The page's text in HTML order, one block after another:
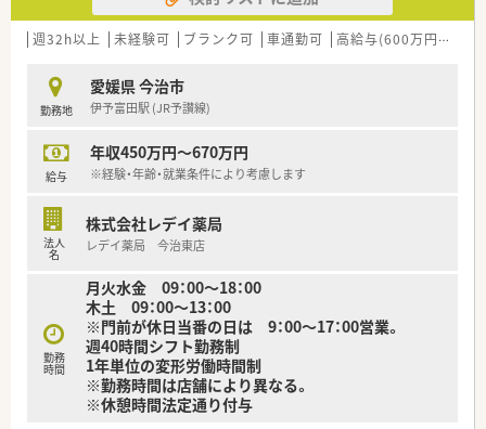
■昇給は年1回4月に実施され、賞与は年2回6月と12月に支給さ
れるなど、安定した待遇が用意されています。
当や家族手当などが豊富に支給される仕組みです。
【想定されるキャリアイメージ】
門知識と確かな調剤技術を一から習得できます。
■段階別の研修だけでなく専門別研修も用意されており、将来的
■薬局長へ昇格した場合は、経験や習熟度に応じて620万円から
750万円の高年収を目指すことができます。
週32h以上 未経験可 ブランク可 車通勤可 高給与(600万円以上)
勤務地
愛媛県 今治市
伊予富田駅 (JR予讃線)
給与
年収450万円～670万円
※経験・年齢・就業条件により考慮します
法人
名
株式会社レデイ薬局
レデイ薬局 今治東店
勤務
時間
月火水金 09：00～18：00
木土 09：00～13：00
※門前が休日当番の日は 9：00～17：00営業。
週40時間シフト勤務制
1年単位の変形労働時間制
※勤務時間は店舗により異なる。
※休憩時間法定通り付与